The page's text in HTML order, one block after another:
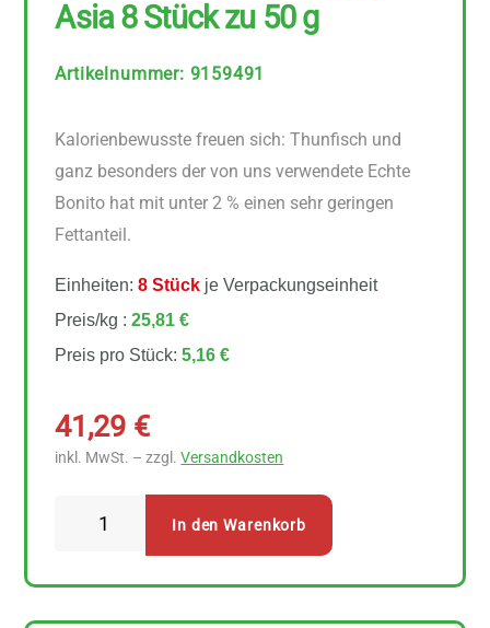
Asia 8 Stück zu 50 g
Artikelnummer: 9159491
Kalorienbewusste freuen sich: Thunfisch und
ganz besonders der von uns verwendete Echte
Bonito hat mit unter 2 % einen sehr geringen
Fettanteil.
Einheiten:8 Stück je Verpackungseinheit
Preis/kg :25,81 €
Preis pro Stück:5,16 €
41,29 €
inkl. MwSt. – zzgl.Versandkosten
In den Warenkorb